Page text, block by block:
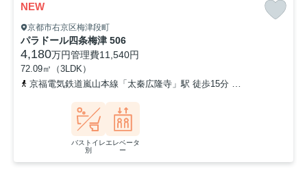
NEW
京都市右京区梅津段町
パラドール四条梅津 506
4,180万円管理費11,540円
72.09㎡（3LDK）
京福電気鉄道嵐山本線「太秦広隆寺」駅 徒歩15分
バストイレ
別
エレベータ
ー